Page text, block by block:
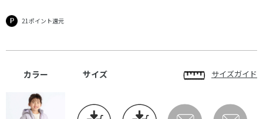
21ポイント還元
カラー サイズ サイズガイド